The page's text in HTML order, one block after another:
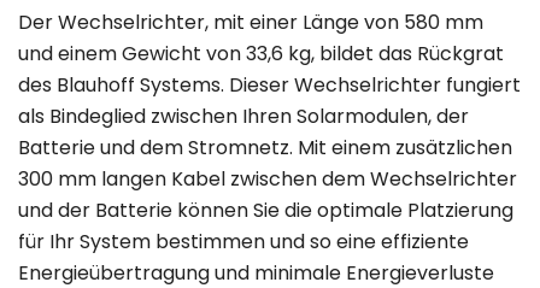
Der Wechselrichter, mit einer Länge von 580 mm
und einem Gewicht von 33,6 kg, bildet das Rückgrat
des Blauhoff Systems. Dieser Wechselrichter fungiert
als Bindeglied zwischen Ihren Solarmodulen, der
Batterie und dem Stromnetz. Mit einem zusätzlichen
300 mm langen Kabel zwischen dem Wechselrichter
und der Batterie können Sie die optimale Platzierung
für Ihr System bestimmen und so eine effiziente
Energieübertragung und minimale Energieverluste